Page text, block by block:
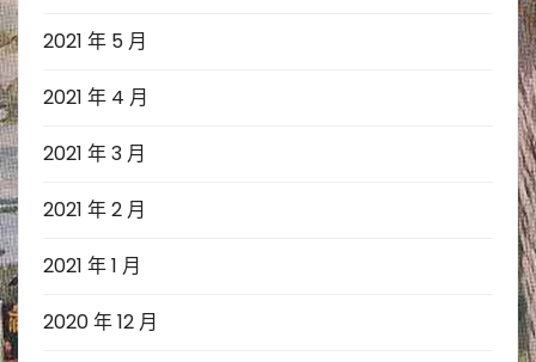
2021 年 5 月
2021 年 4 月
2021 年 3 月
2021 年 2 月
2021 年 1 月
2020 年 12 月